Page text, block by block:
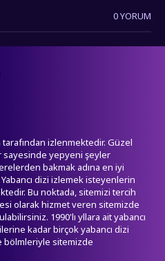
0 YORUM
izlenmektedir. Güzel
sayesinde yepyeni şeyler
bakmak adına en iyi
dizi izlemek isteyenlerin
Bu noktada, sitemizi tercih
olarak hizmet veren sitemizde
1990'lı yllara ait yabancı
kadar birçok yabancı dizi
bölmleriyle sitemizde